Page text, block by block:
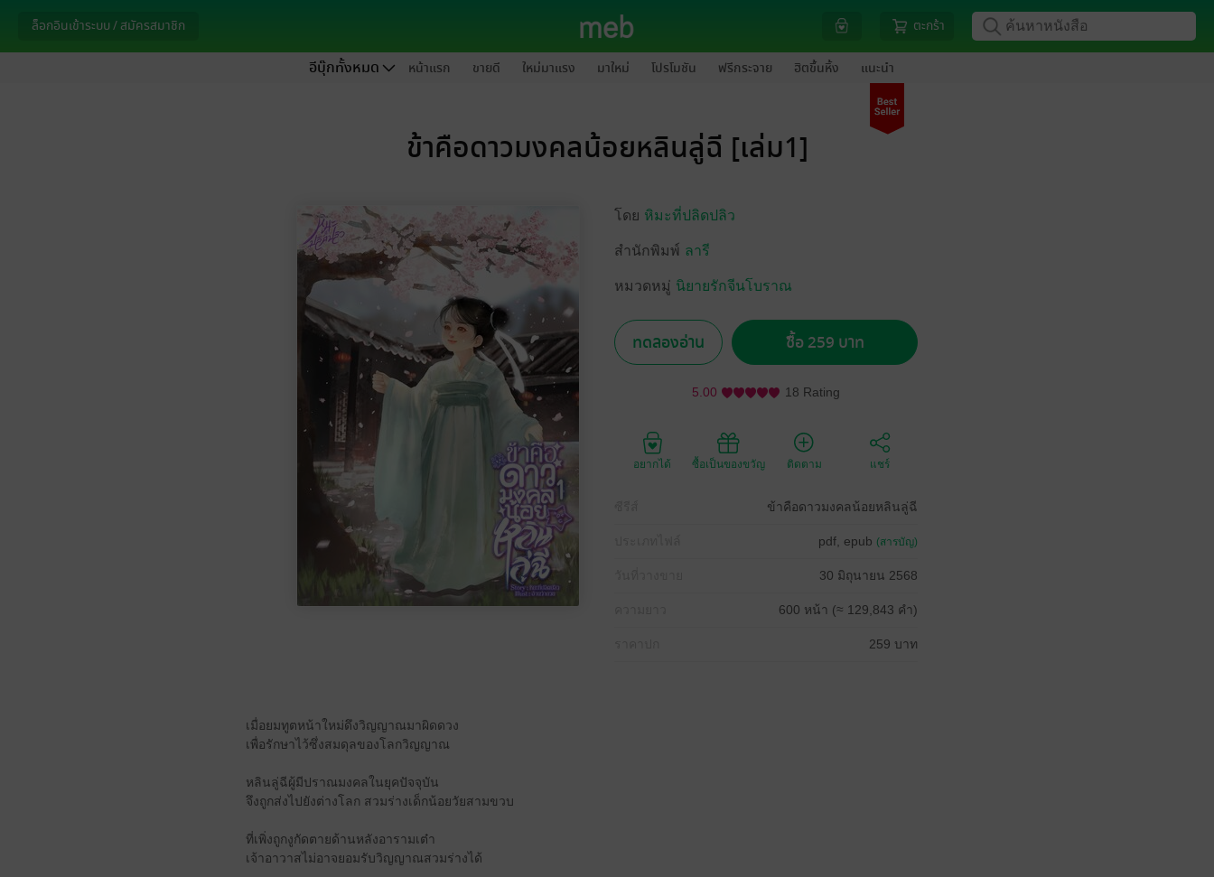
ล็อกอินเข้าระบบ / สมัครสมาชิก ตะกร้า
อีบุ๊กทั้งหมด หน้าแรก ขายดี ใหม่มาแรง มาใหม่ โปรโมชัน ฟรีกระจาย ฮิตขึ้นหิ้ง แนะนำ
ข้าคือดาวมงคลน้อยหลินลู่ฉี [เล่ม1]
โดย หิมะที่ปลิดปลิว
สำนักพิมพ์ ลารี
หมวดหมู่ นิยายรักจีนโบราณ
ทดลองอ่าน ซื้อ 259 บาท
5.00 18 Rating
อยากได้ ซื้อเป็นของขวัญ ติดตาม แชร์
ข้าคือดาวมงคลน้อยหลินลู่ฉี
pdf, epub (สารบัญ)
30 มิถุนายน 2568
600 หน้า (≈ 129,843 คำ)
259 บาท
เมื่อยมทูตหน้าใหม่ดึงวิญญาณมาผิดดวง
เพื่อรักษาไว้ซึ่งสมดุลของโลกวิญญาณ
หลินลู่ฉีผู้มีปราณมงคลในยุคปัจจุบัน
จึงถูกส่งไปยังต่างโลก สวมร่างเด็กน้อยวัยสามขวบ
ที่เพิ่งถูกงูกัดตายด้านหลังอารามเต๋า
เจ้าอาวาสไม่อาจยอมรับวิญญาณสวมร่างได้